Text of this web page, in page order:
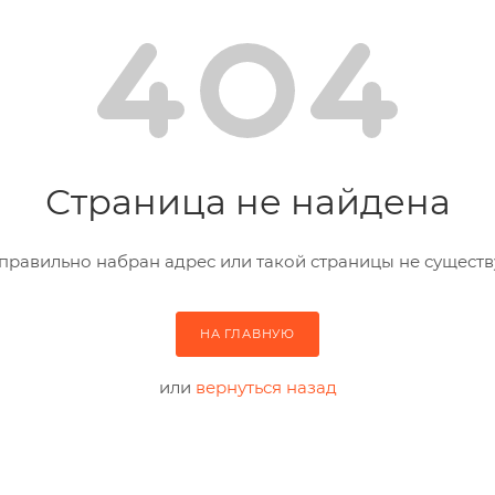
Страница не найдена
набран адрес или такой страницы не
НА ГЛАВНУЮ
или вернуться назад